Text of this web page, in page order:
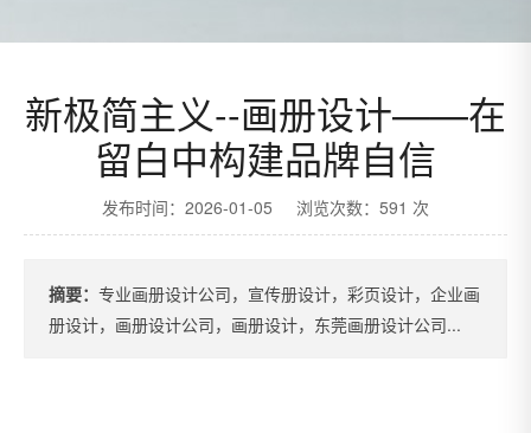
新极简主义--画册设计——在
留白中构建品牌自信
发布时间：2026-01-05 浏览次数：591 次
摘要： 专业画册设计公司，宣传册设计，彩页设计，企业画
册设计，画册设计公司，画册设计，东莞画册设计公司...